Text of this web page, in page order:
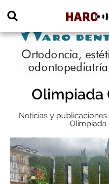
Olimpiada
Noticias y
Olimpiada